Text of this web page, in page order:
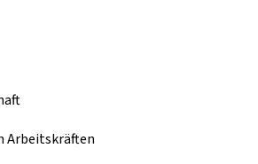
Arbeitskräften